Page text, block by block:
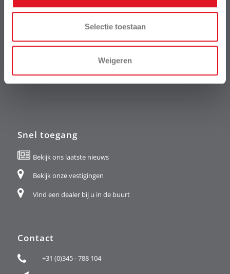
Selectie toestaan
Weigeren
Snel toegang
Bekijk ons laatste nieuws
Bekijk onze vestigingen
Vind een dealer bij u in de buurt
Contact
+31 (0)345 - 788 104